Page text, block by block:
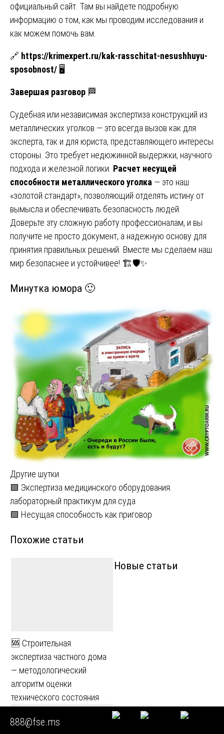
официальный сайт. Там вы найдете подробную
информацию о том, как мы проводим исследования и
как можем помочь вам.
🔗 https://krimexpert.ru/kak-rasschitat-nesushhuyu-
sposobnost/ 🖥️
Завершая разговор 🏁
Судебная или независимая экспертиза конструкций из
металлических уголков — это всегда вызов как для
эксперта, так и для юриста, представляющего интересы
стороны. Это требует недюжинной выдержки, научного
подхода и железной логики. Расчет несущей
способности металлического уголка — это наш
«золотой стандарт», позволяющий отделять истину от
вымысла и обеспечивать безопасность людей.
Доверьте эту сложную работу профессионалам, и вы
получите не просто документ, а надежную основу для
принятия правильных решений. Вместе мы сделаем наш
мир безопаснее и устойчивее! 🏗️🛡️✨
Минутка юмора 🙂
Другие шутки
Навигация
по
🟩 Экспертиза медицинского оборудования:
лабораторный практикум для суда
🟩 Несущая способность как приговор
Похожие статьи
🆘 Строительная
экспертиза частного дома
— методологический
алгоритм оценки
технического состояния
Новые статьи
888@fse.ms